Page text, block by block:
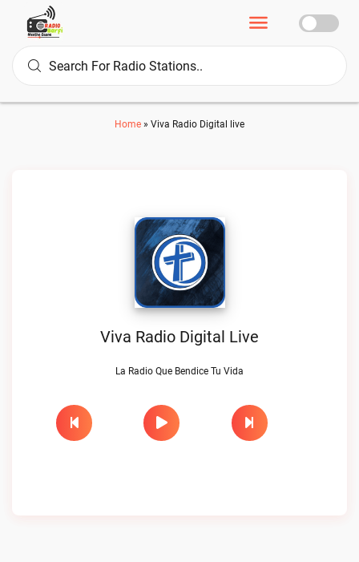
Home » Viva Radio Digital live
Viva Radio Digital Live
La Radio Que Bendice Tu Vida